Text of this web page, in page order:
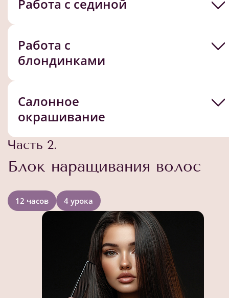
Работа с сединой
Работа с
блондинками
Салонное
окрашивание
Часть 2.
Блок наращивания волос
12 часов 4 урока